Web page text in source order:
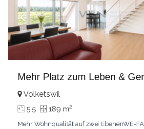
Mehr Platz zum Leben &
Volketswil
5.5 189 m2
Mehr Wohnqualität auf zwei EbenenWE-